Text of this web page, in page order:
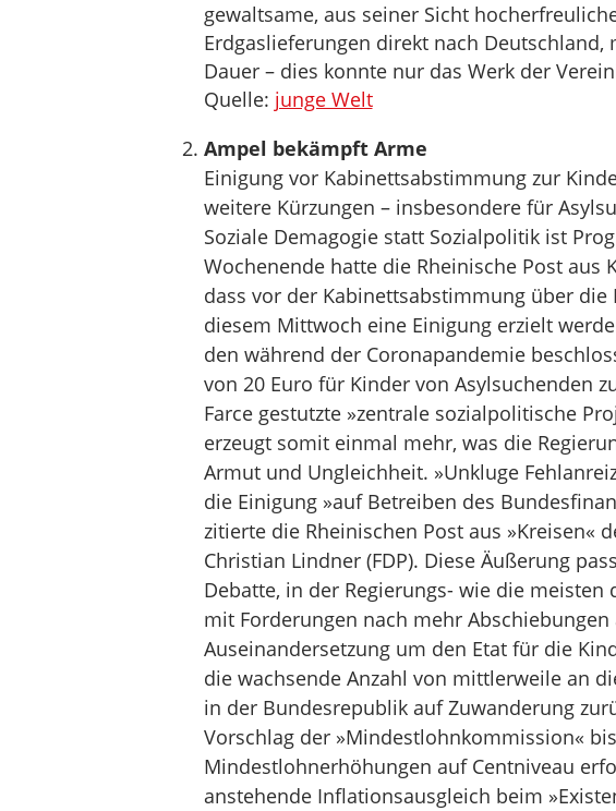
gewaltsame, aus seiner Sicht
Erdgaslieferungen direkt nach
Dauer – dies konnte nur das Werk der
Quelle: junge Welt
Ampel bekämpft Arme
Einigung vor Kabinettsabstimmung zur
weitere Kürzungen – insbesondere für
Soziale Demagogie statt Sozialpolitik ist
Wochenende hatte die Rheinische Post aus
dass vor der Kabinettsabstimmung über
diesem Mittwoch eine Einigung erzielt
den während der Coronapandemie
von 20 Euro für Kinder von Asylsuchenden
Farce gestutzte »zentrale sozialpolitische
erzeugt somit einmal mehr, was die
Armut und Ungleichheit. »Unkluge
die Einigung »auf Betreiben des
zitierte die Rheinischen Post aus »Kreisen«
Christian Lindner (FDP). Diese Äußerung
Debatte, in der Regierungs- wie die
mit Forderungen nach mehr
Auseinandersetzung um den Etat für die
die wachsende Anzahl von mittlerweile an
in der Bundesrepublik auf Zuwanderung
Vorschlag der »Mindestlohnkommission«
Mindestlohnerhöhungen auf Centniveau
anstehende Inflationsausgleich beim